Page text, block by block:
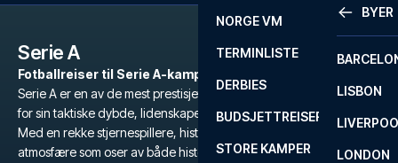
BYER
LISBON
LONDON
NORGE VM
TERMINLISTE
DERBIES
BUDSJETTREISER
STORE KAMPER
Serie A
Fotballreiser til Serie A-kamper
Serie A er en av de mest prestisjefylte fotballigaene i verden, kjent
for sin taktiske dybde, lidenskapelige fans og ikoniske klubber.
Med en rekke stjernespillere, historiske rivaloppgjør og en
atmosfære som oser av både historie og intensitet, er Serie A et